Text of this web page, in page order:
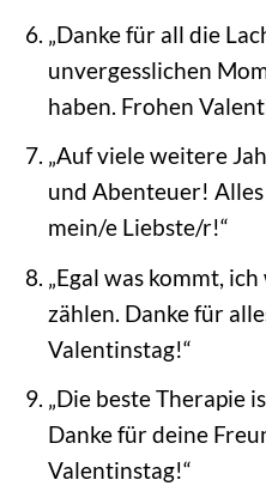
„Danke für all die
unvergesslichen
haben. Frohen
„Auf viele weitere
und Abenteuer!
mein/e Liebste/r!“
„Egal was kommt,
zählen. Danke für
Valentinstag!“
„Die beste Therapie
Danke für deine
Valentinstag!“